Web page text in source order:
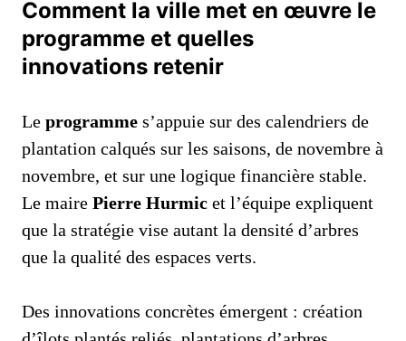
Comment la ville met en œuvre le
programme et quelles
innovations retenir
Le programme s’appuie sur des calendriers de
plantation calqués sur les saisons, de novembre à
novembre, et sur une logique financière stable.
Le maire Pierre Hurmic et l’équipe expliquent
que la stratégie vise autant la densité d’arbres
que la qualité des espaces verts.
Des innovations concrètes émergent : création